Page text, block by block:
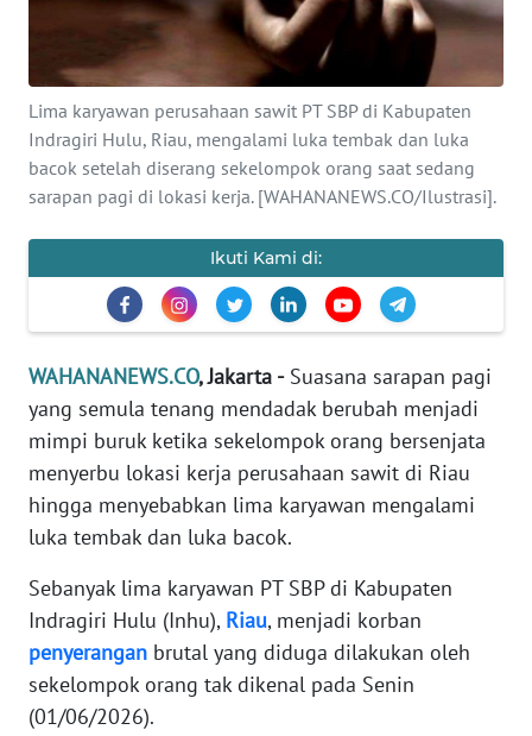
Lima karyawan perusahaan sawit PT SBP di Kabupaten
Indragiri Hulu, Riau, mengalami luka tembak dan luka
bacok setelah diserang sekelompok orang saat sedang
sarapan pagi di lokasi kerja. [WAHANANEWS.CO/Ilustrasi].
Ikuti Kami di:
WAHANANEWS.CO, Jakarta -Suasana sarapan pagi
yang semula tenang mendadak berubah menjadi
mimpi buruk ketika sekelompok orang bersenjata
menyerbu lokasi kerja perusahaan sawit di Riau
hingga menyebabkan lima karyawan mengalami
luka tembak dan luka bacok.
Sebanyak lima karyawan PT SBP di Kabupaten
Indragiri Hulu (Inhu), Riau, menjadi korban
penyerangan brutal yang diduga dilakukan oleh
sekelompok orang tak dikenal pada Senin
(01/06/2026).
SERBA-SERBI
PENDIDIKAN
EDITORIAL
Informasi
INDEKS
BERITA
KONTAK
KAMI
INFO
TENTANG
KAMI